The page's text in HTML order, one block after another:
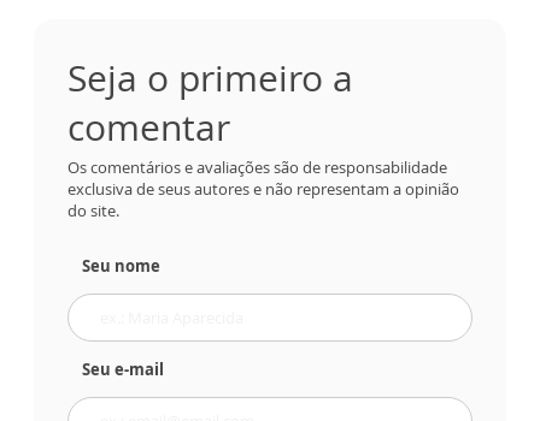
Seja o primeiro a
comentar
Os comentários e avaliações são de responsabilidade
exclusiva de seus autores e não representam a opinião
do site.
Seu nome
Seu e-mail